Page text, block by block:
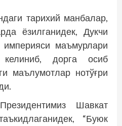
тарихий манбалар,
ёзилганидек, Дукчи
маъмурлари
дорга осиб
маълумотлар нотўғри
Шавкат
“Буюк